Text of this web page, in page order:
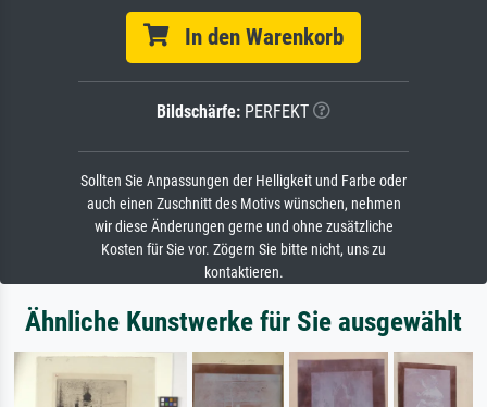
In den Warenkorb
Bildschärfe: PERFEKT
Sollten Sie Anpassungen der Helligkeit und Farbe oder
auch einen Zuschnitt des Motivs wünschen, nehmen
wir diese Änderungen gerne und ohne zusätzliche
Kosten für Sie vor. Zögern Sie bitte nicht, uns zu
kontaktieren.
Ähnliche Kunstwerke für Sie ausgewählt